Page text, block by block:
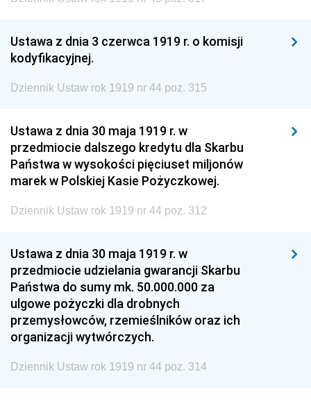
Ustawa z dnia 3 czerwca 1919 r. o komisji
kodyfikacyjnej.
Dziennik Ustaw rok 1919 nr 44 poz. 315
Ustawa z dnia 30 maja 1919 r. w
przedmiocie dalszego kredytu dla Skarbu
Państwa w wysokości pięciuset miljonów
marek w Polskiej Kasie Pożyczkowej.
Dziennik Ustaw rok 1919 nr 44 poz. 312
Ustawa z dnia 30 maja 1919 r. w
przedmiocie udzielania gwarancji Skarbu
Państwa do sumy mk. 50.000.000 za
ulgowe pożyczki dla drobnych
przemysłowców, rzemieślników oraz ich
organizacji wytwórczych.
Dziennik Ustaw rok 1919 nr 44 poz. 314